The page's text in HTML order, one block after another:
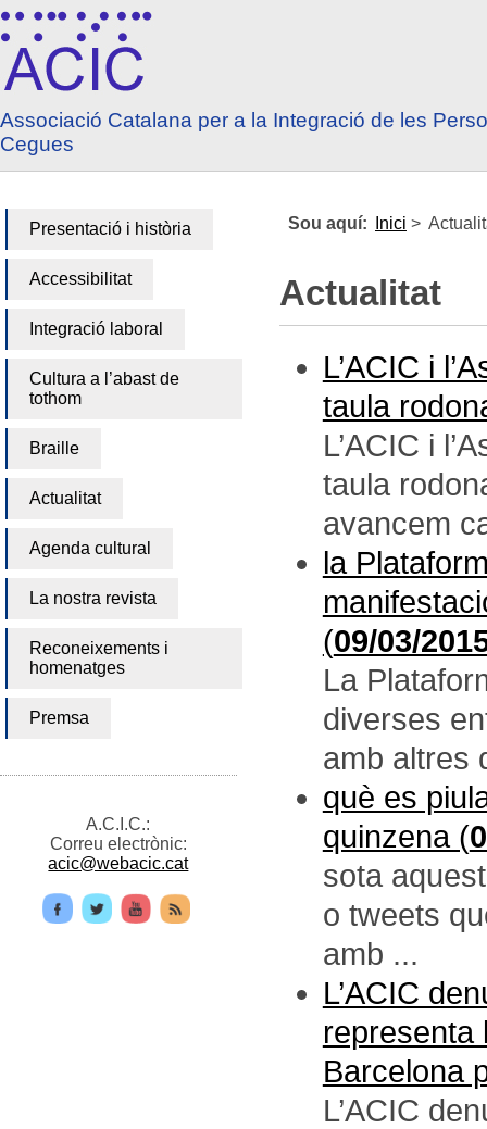
Anar a contingut
Anar a menú principal
Associació Catalana per a la Integració de les
Cegues
Presentació i història
Accessibilitat
Integració laboral
Cultura a l’abast de
tothom
Braille
Actualitat
Agenda cultural
La nostra revista
Reconeixements i
homenatges
Premsa
A.C.I.C.:
Correu electrònic:
acic@webacic.cat
Sou aquí: Inici >
Actualitat
L’ACIC i
taula
L’ACIC i
taula
avancem
la
(09/03/
La
diverses
amb altres
què es
quinzena (
sota
o tweets
amb ...
L’ACIC
representa
Barcelona
L’ACIC